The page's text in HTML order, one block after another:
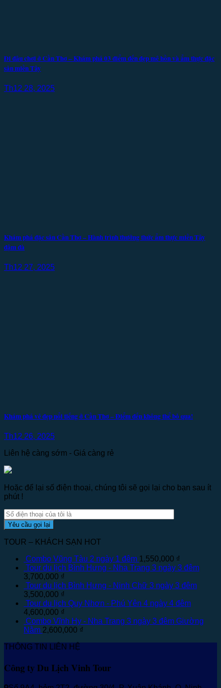
Đi đâu chơi ở Cần Thơ – Khám phá 03 điểm đến đẹp mê hồn và ẩm thực đặc
sản miền Tây
Th12 28, 2025
Khám phá đặc sản Cần Thơ – Hành trình thưởng thức ẩm thực miền Tây
đậm đà
Th12 27, 2025
Khám phá vẻ đẹp nổi tiếng ở Cần Thơ – Điểm đến không thể bỏ qua!
Th12 26, 2025
Liên hệ càng sớm - Giá càng rẻ
Hoặc để lại số điện thoại, chúng tôi sẽ gọi lại cho bạn sau ít
phút !
TOUR – KHÁCH SẠN HOT
Combo Vũng Tàu 2 ngày 1 đêm 1,550,000 ₫
Tour du lịch Bình Hưng - Nha Trang 3 ngày 3 đêm
3,700,000 ₫
Tour du lịch Bình Hưng - Ninh Chữ 3 ngày 3 đêm
3,500,000 ₫
Tour du lịch Quy Nhơn - Phú Yên 4 ngày 4 đêm
4,600,000 ₫
Combo Vĩnh Hy - Nha Trang 3 ngày 3 đêm Giường
Nằm 2,600,000 ₫
THÔNG TIN LIÊN HỆ
Công ty Du Lịch Vinh Tour